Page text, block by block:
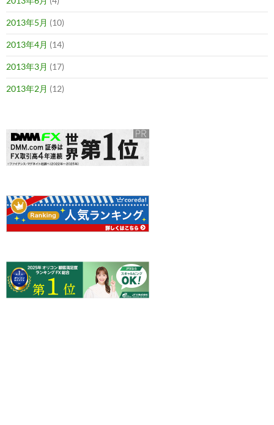
2013年5月 (10)
2013年4月 (14)
2013年3月 (17)
2013年2月 (12)